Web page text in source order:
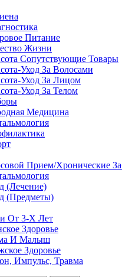
Питание
Жизни
Сопутствующие Товары
Уход За Волосами
Уход За Лицом
Уход За Телом
Медицина
Прием/Хронические
(Лечение)
(Предметы)
От 3-Х Лет
Здоровье
И Малыш
Здоровье
Импульс, Травма